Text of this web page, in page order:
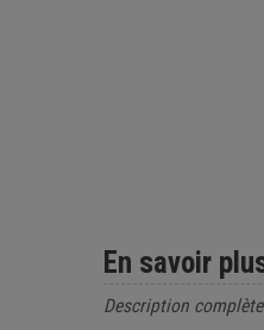
En savoir
Description